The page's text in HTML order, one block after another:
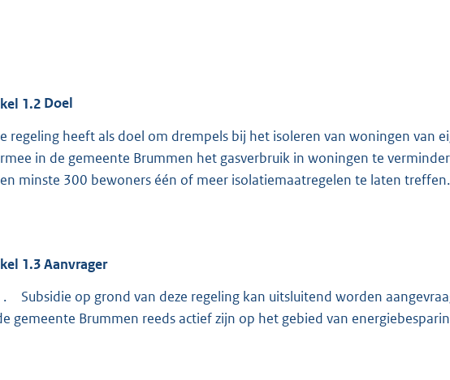
1.2 Doel
regeling heeft als doel om drempels bij het isoleren van woningen van
in de gemeente Brummen het gasverbruik in woningen te
minste 300 bewoners één of meer isolatiemaatregelen te laten treffen.
1.3Aanvrager
Subsidie op grond van deze regeling kan uitsluitend worden
gemeente Brummen reeds actief zijn op het gebied van